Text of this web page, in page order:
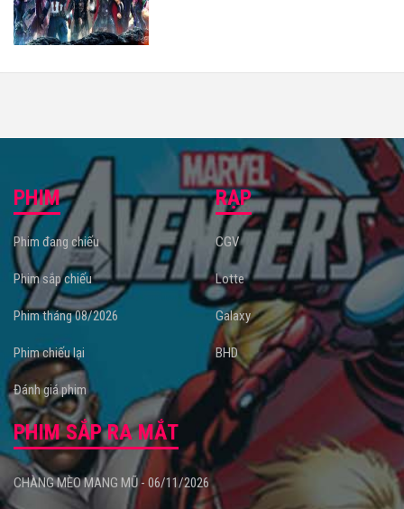
PHIM
Phim đang chiếu
Phim sắp chiếu
Phim tháng 08/2026
Phim chiếu lại
Đánh giá phim
RẠP
CGV
Lotte
Galaxy
BHD
PHIM SẮP RA MẮT
CHÀNG MÈO MANG MŨ - 06/11/2026